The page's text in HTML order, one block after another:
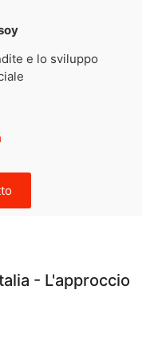
e lo sviluppo
- L'approccio